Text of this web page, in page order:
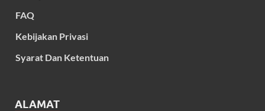
FAQ
Kebijakan Privasi
Syarat Dan Ketentuan
ALAMAT